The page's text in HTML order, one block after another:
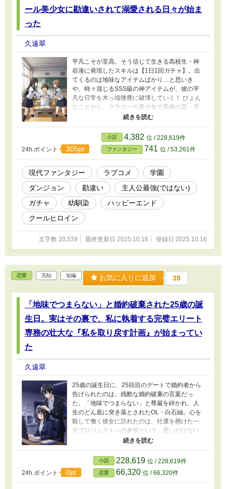
ール美少女に勘違いされて溺愛される日々が始ま
った
久遠翠
平凡こそが至高。そう信じて生きる高校生・神
谷湊に発現したスキルは【1日1回ガチャ】。出
てくるのは地味なアイテムばかり…と思いき
や、時々混じるSSS級の神アイテムが、彼の平
凡な日常を木っ端微塵に破壊していく！ ひょん
なことから、クラス一の美少女で高嶺の花・月
島凛の窮地を救ってしまった湊。正体を隠した
のせいで、次々とボロが出てしまう。 「あな
た、一体何者なの…？」 クールな彼女からの疑
いと興味は、やがて熱烈なアプローチへと変わ
り…！？ 平凡を愛する男と、彼を最強だと勘違
いしたクール美少女、そして秘密を抱えた世話
焼き幼馴染が織りなす、勘違い満載の学園ダン
ジョン・ラブコメ、ここに開幕！
24h.ポイント 305pt
小説 4,382 位 / 228,619件
ファンタジー 741 位 / 53,261件
現代ファンタジー ラブコメ
学園
ダンジョン
勘違い
主人公最強(ではない)
ガチャ
幼馴染
ハッピーエンド
クールヒロイン
文字数 20,539 最終更新日 2025.10.16 登録日 2025.10.16
恋愛 完結 短編 お気に入りに追加 39
「地味でつまらない」と婚約破棄された25歳の誕
生日。実はその裏で、私に執着する完璧エリート
専務の壮大な『私を取り戻す計画』が始まってい
た
久遠翠
25歳の誕生日に、25回目のデートで婚約者から
告げられたのは、残酷な婚約破棄の言葉だっ
た。「地味でつまらない」と尊厳を砕かれ、人
生のどん底に突き落とされたOL・白石紬。心を
殺して働く彼女に訪れたのは、社運を懸けた一
大プロジェクトへの参加という、思いがけない
転機だった。 彼女を待ち受けていたのは、完璧
ある彼に萎縮する紬だったが、蓮はなぜか彼女
の隠れた才能を見抜き、甘く、そして情熱的に
導いていく。「ずっと君だけを見ていた」――
その言葉に秘められた、彼の執着にも似た一途
24h.ポイント 0pt
小説 228,619 位 / 228,619件
恋愛 66,320 位 / 66,320件